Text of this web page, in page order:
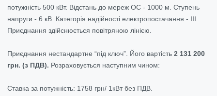
потужність 500 кВт. Відстань до мереж ОС - 1000 м. Ступень
напруги - 6 кВ. Категорія надійності електропостачання - ІІІ.
Приєднання здійснюється повітряною лінією.
Приєднання нестандартне “під ключ”. Його вартість 2 131 200
грн. (з ПДВ). Розраховується наступним чином:
Ставка за потужність: 1758 грн/ 1кВт без ПДВ.